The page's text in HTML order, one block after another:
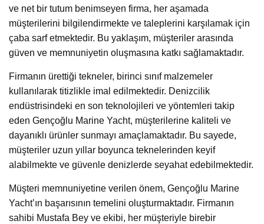
ve net bir tutum benimseyen firma, her aşamada
müşterilerini bilgilendirmekte ve taleplerini karşılamak için
çaba sarf etmektedir. Bu yaklaşım, müşteriler arasında
güven ve memnuniyetin oluşmasına katkı sağlamaktadır.
Firmanın ürettiği tekneler, birinci sınıf malzemeler
kullanılarak titizlikle imal edilmektedir. Denizcilik
endüstrisindeki en son teknolojileri ve yöntemleri takip
eden Gençoğlu Marine Yacht, müşterilerine kaliteli ve
dayanıklı ürünler sunmayı amaçlamaktadır. Bu sayede,
müşteriler uzun yıllar boyunca teknelerinden keyif
alabilmekte ve güvenle denizlerde seyahat edebilmektedir.
Müşteri memnuniyetine verilen önem, Gençoğlu Marine
Yacht’ın başarısının temelini oluşturmaktadır. Firmanın
sahibi Mustafa Bey ve ekibi, her müşteriyle birebir